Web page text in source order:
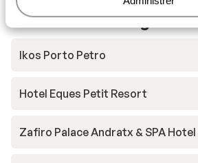
Andre
Ikos Porto Petro
Hotel Eques Petit Resort
Zafiro Palace Andratx & SPA Hotel